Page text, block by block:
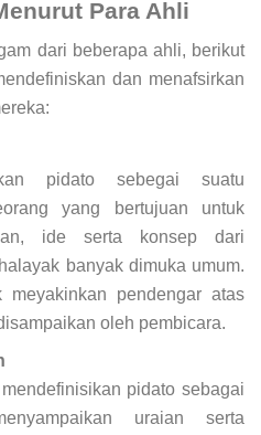
Para Ahli
dari beberapa ahli, berikut
dan menafsirkan
pidato sebegai suatu
yang bertujuan untuk
ide serta konsep dari
banyak dimuka umum.
meyakinkan pendengar atas
oleh pembicara.
pidato sebagai
uraian serta